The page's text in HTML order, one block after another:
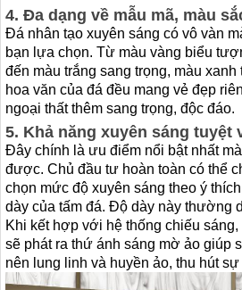
4. Đa dạng về mẫu mã, màu
Đá nhân tạo xuyên sáng có vô vàn
bạn lựa chọn. Từ màu vàng biểu
đến màu trắng sang trọng, màu xanh
hoa văn của đá đều mang vẻ đẹp
ngoại thất thêm sang trọng, độc đáo.
5. Khả năng xuyên sáng tuyệt
Đây chính là ưu điểm nổi bật nhất
được. Chủ đầu tư hoàn toàn có thể
chọn mức độ xuyên sáng theo ý
dày của tấm đá. Độ dày này thường
Khi kết hợp với hệ thống chiếu
sẽ phát ra thứ ánh sáng mờ ảo giúp
nên lung linh và huyền ảo, thu hút